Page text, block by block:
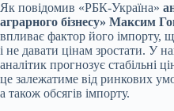
Як повідомив «РБК-Україна»
аграрного бізнесу» Максим
впливає фактор його імпорту,
і не давати цінам зростати. У
аналітик прогнозує стабільні
це залежатиме від ринкових
а також обсягів імпорту.